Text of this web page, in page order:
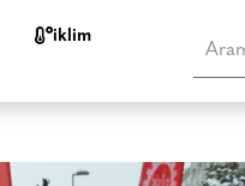
i̇klim